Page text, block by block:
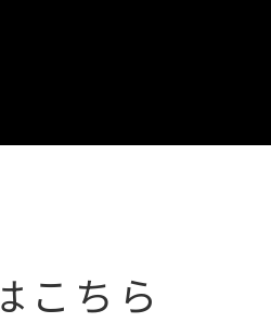
こちら